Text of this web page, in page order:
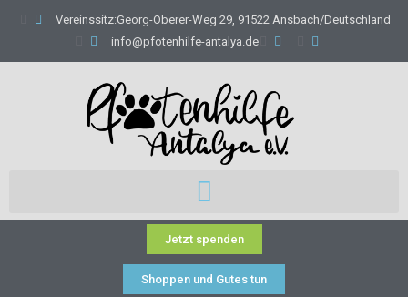
Vereinssitz:Georg-Oberer-Weg 29, 91522 Ansbach/Deutschland
info@pfotenhilfe-antalya.de
Jetzt spenden
Shoppen und Gutes tun